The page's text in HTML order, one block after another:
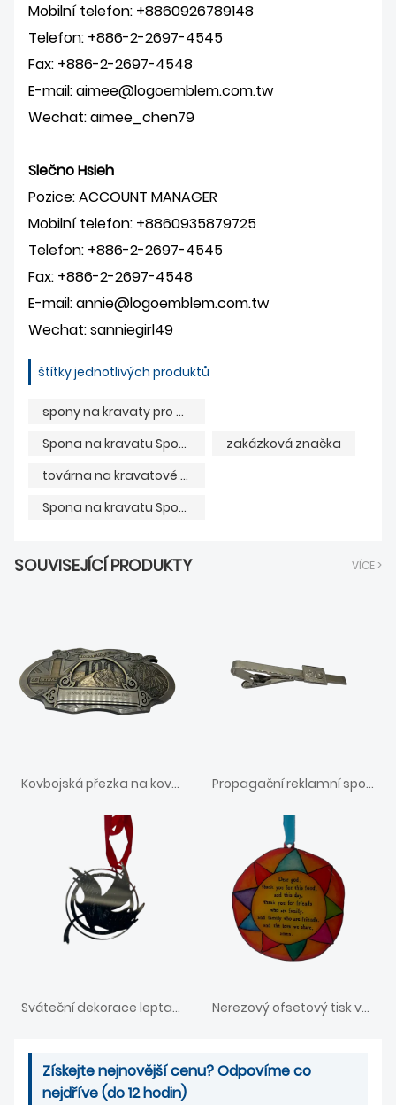
Mobilní telefon: +8860926789148
Telefon: +886-2-2697-4545
Fax: +886-2-2697-4548
E-mail: aimee@logoemblem.com.tw
Wechat: aimee_chen79
Slečno Hsieh
Pozice: ACCOUNT MANAGER
Mobilní telefon: +8860935879725
Telefon: +886-2-2697-4545
Fax: +886-2-2697-4548
E-mail: annie@logoemblem.com.tw
Wechat: sanniegirl49
štítky jednotlivých produktů
spony na kravaty pro muže
Spona na kravatu Spona na kravatu s řetízkem
zakázková značka
továrna na kravatové spony pro muže
Spona na kravatu Spona na kravatu s řetízkem Dodávka
SOUVISEJÍCÍ PRODUKTY VÍCE >
Kovbojská přezka na kovbojský opasek ze slitiny zinku Propagační reklamní spona na kravatu
Sváteční dekorace leptaný smalt vánoční ozdoba Nerezový ofsetový tisk vánoční ozdoba
Získejte nejnovější cenu? Odpovíme co
nejdříve (do 12 hodin)